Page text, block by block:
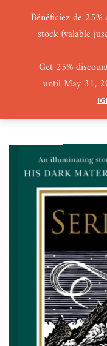
Bénéficiez de
stock (valable
Get 25%
until May 31,